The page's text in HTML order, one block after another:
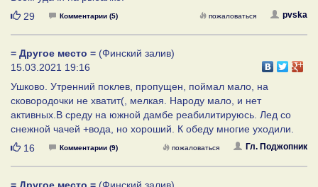
Нравится
29 Комментарии (5) pvska
пожаловаться
= Другое место = (Финский залив)
15.03.2021 19:16
Ушково. Утренний поклев, пропущен, поймал мало, на
сковородочки не хватит(, мелкая. Народу мало, и нет
активных.В среду на южной дамбе реабилитируюсь. Лед со
снежной чачей +вода, но хороший. К обеду многие уходили.
Нравится
16 Комментарии (9) Гл. Поджопник
пожаловаться